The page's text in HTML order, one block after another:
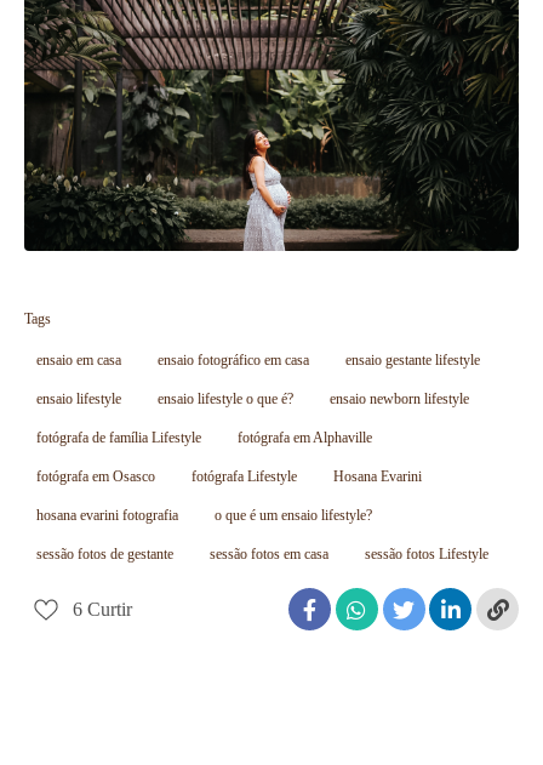
Tags
ensaio em casa ensaio fotográfico em casa ensaio gestante lifestyle
ensaio lifestyle ensaio lifestyle o que é? ensaio newborn lifestyle
fotógrafa de família Lifestyle fotógrafa em Alphaville
fotógrafa em Osasco fotógrafa Lifestyle Hosana Evarini
hosana evarini fotografia o que é um ensaio lifestyle?
sessão fotos de gestante sessão fotos em casa sessão fotos Lifestyle
6 Curtir